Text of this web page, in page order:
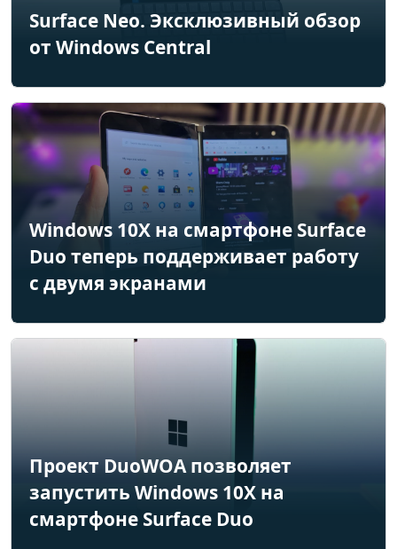
Surface Neo. Эксклюзивный обзор
от Windows Central
Windows 10X на смартфоне Surface
Duo теперь поддерживает работу
с двумя экранами
Проект DuoWOA позволяет
запустить Windows 10X на
смартфоне Surface Duo